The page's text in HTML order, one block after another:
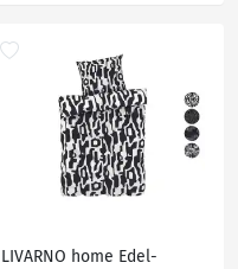
LIVARNO home Edel-